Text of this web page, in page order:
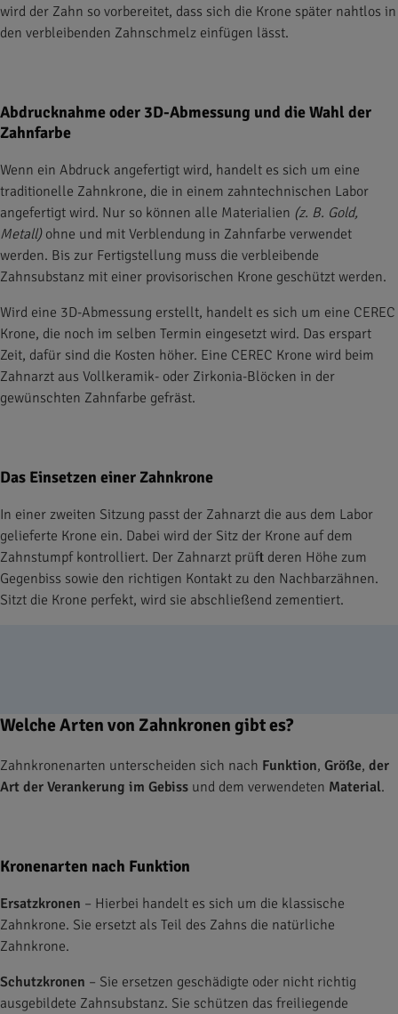
wird der Zahn so vorbereitet, dass sich die Krone später nahtlos in
den verbleibenden Zahnschmelz einfügen lässt.
Abdrucknahme oder 3D-Abmessung und die Wahl der
Zahnfarbe
Wenn ein Abdruck angefertigt wird, handelt es sich um eine
traditionelle Zahnkrone, die in einem zahntechnischen Labor
angefertigt wird. Nur so können alle Materialien (z. B. Gold,
Metall)ohne und mit Verblendung in Zahnfarbe verwendet
werden. Bis zur Fertigstellung muss die verbleibende
Zahnsubstanz mit einer provisorischen Krone geschützt werden.
Wird eine 3D-Abmessung erstellt, handelt es sich um eine CEREC
Krone, die noch im selben Termin eingesetzt wird. Das erspart
Zeit, dafür sind die Kosten höher. Eine CEREC Krone wird beim
Zahnarzt aus Vollkeramik- oder Zirkonia-Blöcken in der
gewünschten Zahnfarbe gefräst.
Das Einsetzen einer Zahnkrone
In einer zweiten Sitzung passt der Zahnarzt die aus dem Labor
gelieferte Krone ein. Dabei wird der Sitz der Krone auf dem
Zahnstumpf kontrolliert. Der Zahnarzt prüft deren Höhe zum
Gegenbiss sowie den richtigen Kontakt zu den Nachbarzähnen.
Sitzt die Krone perfekt, wird sie abschließend zementiert.
Welche Arten von Zahnkronen gibt es?
Zahnkronenarten unterscheiden sich nach Funktion, Größe, der
Art der Verankerung im Gebiss und dem verwendeten Material.
Kronenarten nach Funktion
Ersatzkronen – Hierbei handelt es sich um die klassische
Zahnkrone. Sie ersetzt als Teil des Zahns die natürliche
Zahnkrone.
Schutzkronen – Sie ersetzen geschädigte oder nicht richtig
ausgebildete Zahnsubstanz. Sie schützen das freiliegende